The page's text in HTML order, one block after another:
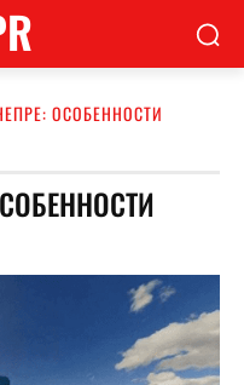
ОСОБЕННОСТИ